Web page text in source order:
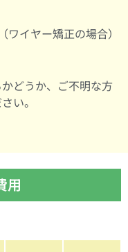
イヤー矯正の場合）
どうか、ご不明な方
い。
用